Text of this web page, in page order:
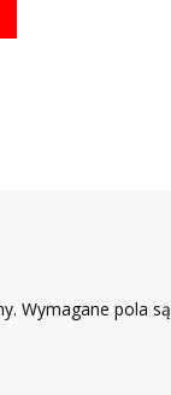
Wymagane pola są